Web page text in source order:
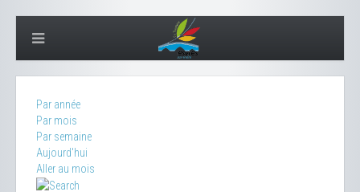
Par année
Par mois
Par semaine
Aujourd'hui
Aller au mois